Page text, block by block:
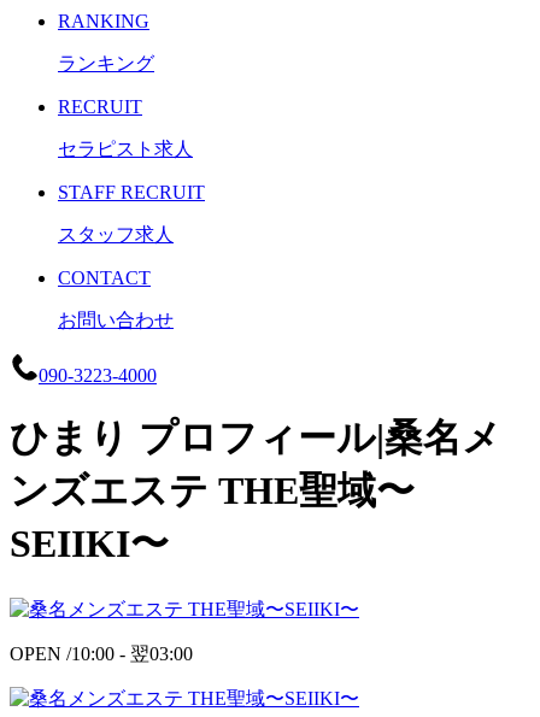
RANKING
ランキング
RECRUIT
セラピスト求人
STAFF RECRUIT
スタッフ求人
CONTACT
お問い合わせ
090-3223-4000
ひまり プロフィール|桑名メ
ンズエステ THE聖域〜
SEIIKI〜
OPEN /10:00 - 翌03:00